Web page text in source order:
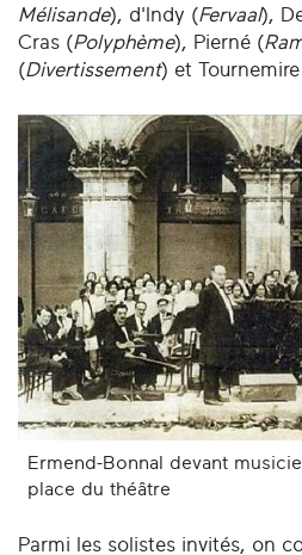
Mélisande), d'Indy (Fervaal),
Cras (Polyphème), Pierné (
(Divertissement) et
Ermend-Bonnal devant
place du théâtre
Parmi les solistes invités, on